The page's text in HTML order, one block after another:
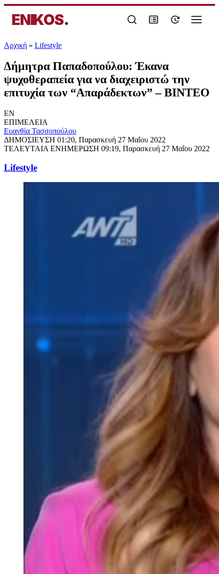
ENIKOS.
Αρχική » Lifestyle
Δήμητρα Παπαδοπούλου: Έκανα
ψυχοθεραπεία για να διαχειριστώ την
επιτυχία των “Απαράδεκτων” – ΒΙΝΤΕΟ
EN
ΕΠΙΜΕΛΕΙΑ
Ευανθία Τασσοπούλου
ΔΗΜΟΣΙΕΥΣΗ 01:20, Παρασκευή 27 Μαΐου 2022
ΤΕΛΕΥΤΑΙΑ ΕΝΗΜΕΡΩΣΗ 09:19, Παρασκευή 27 Μαΐου 2022
Lifestyle